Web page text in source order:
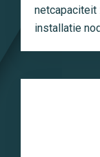
netcapaciteit
installatie